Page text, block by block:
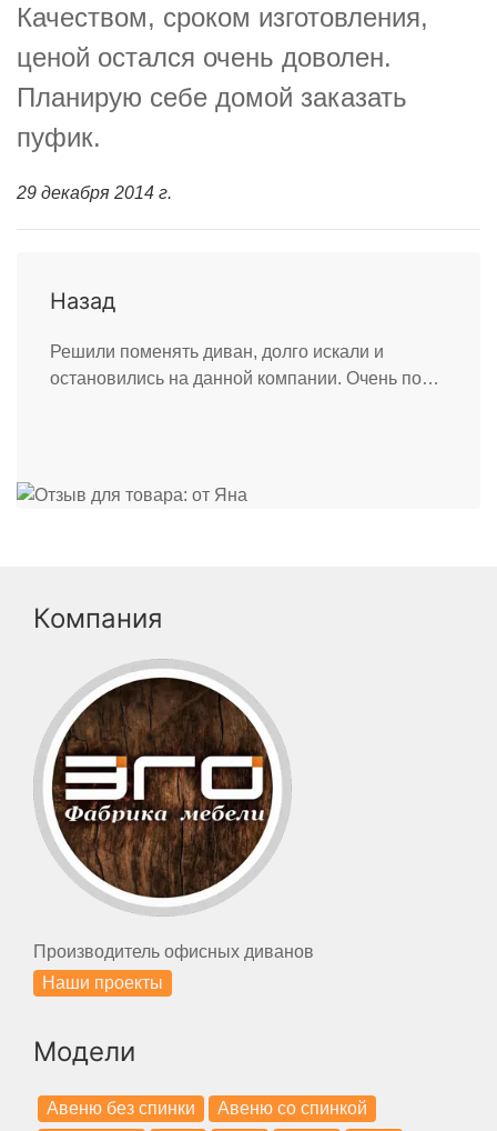
Качеством, сроком изготовления,
ценой остался очень доволен.
Планирую себе домой заказать
пуфик.
29 декабря 2014 г.
Назад
Решили поменять диван, долго искали и
остановились на данной компании. Очень по…
Компания
Производитель офисных диванов
Наши проекты
Модели
Авеню без спинки
Авеню со спинкой